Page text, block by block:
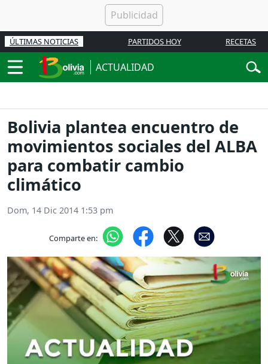
ÚLTIMAS NOTICIAS PARTIDOS HOY RECETAS
ACTUALIDAD
Bolivia plantea encuentro de
movimientos sociales del ALBA
para combatir cambio
climático
Dom, 14 Dic 2014 1:53 pm
Comparte en: